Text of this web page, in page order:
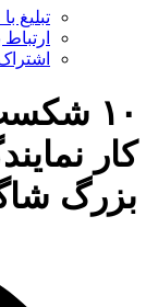
تبلیغ
ارتباط
۱۰
کار
بزرگ